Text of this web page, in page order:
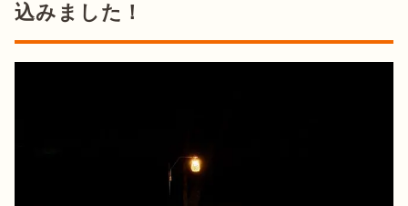
込みました！